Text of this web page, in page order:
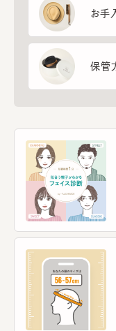
お手
保管